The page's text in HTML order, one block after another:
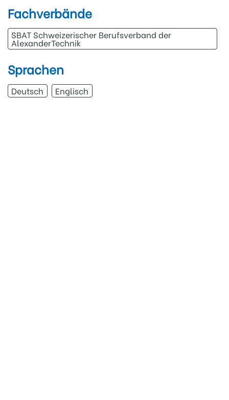
Fachverbände
SBAT Schweizerischer Berufsverband der
AlexanderTechnik
Sprachen
Deutsch Englisch